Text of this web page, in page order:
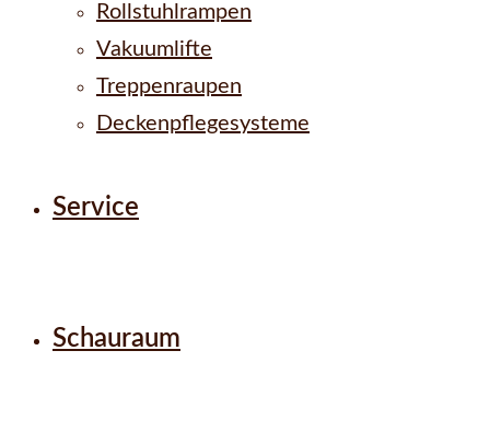
Rollstuhlrampen
Vakuumlifte
Treppenraupen
Deckenpflegesysteme
Service
Schauraum